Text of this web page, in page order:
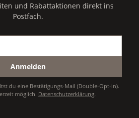
und Rabattaktionen direkt ins
Postfach.
Anmelden
du eine Bestätigungs-Mail (Double-Opt-in).
möglich. Datenschutzerklärung.